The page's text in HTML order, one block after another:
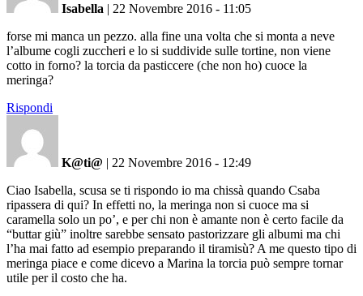
Isabella | 22 Novembre 2016 - 11:05
forse mi manca un pezzo. alla fine una volta che si monta a neve
l’albume cogli zuccheri e lo si suddivide sulle tortine, non viene
cotto in forno? la torcia da pasticcere (che non ho) cuoce la
meringa?
Rispondi
K@ti@ | 22 Novembre 2016 - 12:49
Ciao Isabella, scusa se ti rispondo io ma chissà quando Csaba
ripassera di qui? In effetti no, la meringa non si cuoce ma si
caramella solo un po’, e per chi non è amante non è certo facile da
“buttar giù” inoltre sarebbe sensato pastorizzare gli albumi ma chi
l’ha mai fatto ad esempio preparando il tiramisù? A me questo tipo di
meringa piace e come dicevo a Marina la torcia può sempre tornar
utile per il costo che ha.